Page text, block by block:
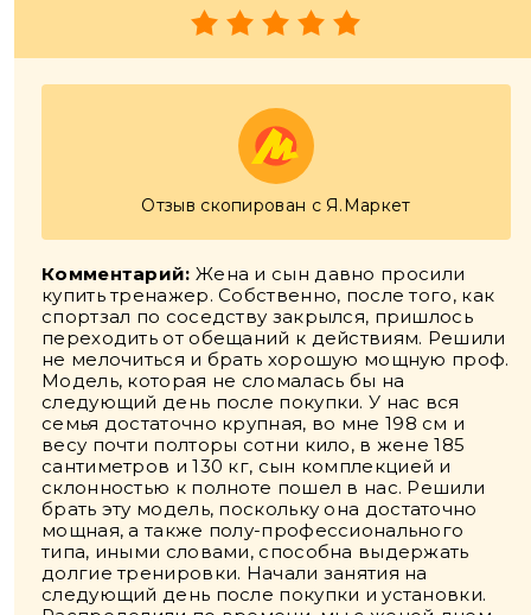
Отзыв скопирован с Я.Маркет
Комментарий: Жена и сын давно просили
купить тренажер. Собственно, после того, как
спортзал по соседству закрылся, пришлось
переходить от обещаний к действиям. Решили
не мелочиться и брать хорошую мощную проф.
Модель, которая не сломалась бы на
следующий день после покупки. У нас вся
семья достаточно крупная, во мне 198 см и
весу почти полторы сотни кило, в жене 185
сантиметров и 130 кг, сын комплекцией и
склонностью к полноте пошел в нас. Решили
брать эту модель, поскольку она достаточно
мощная, а также полу-профессионального
типа, иными словами, способна выдержать
долгие тренировки. Начали занятия на
следующий день после покупки и установки.